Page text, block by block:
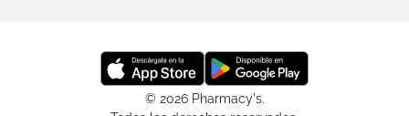
© 2026 Pharmacy's.